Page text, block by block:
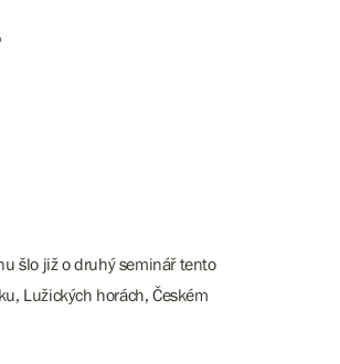
šlo již o druhý seminář tento
Lužických horách, Českém